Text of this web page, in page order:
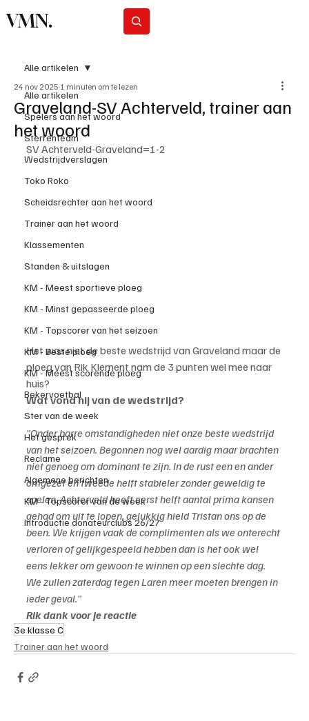
VMN.
Alle artikelen
Spelers aan het woord
Sterrenteam
Wedstrijdverslagen
Toko Roko
Scheidsrechter aan het woord
Trainer aan het woord
Klassementen
Standen & uitslagen
KM - Meest sportieve ploeg
KM - Minst gepasseerde ploeg
KM - Topscorer van het seizoen
KM - Beste ploeg
KM - Meest scorende ploeg
Bekervoetbal
Ster van de week
Het gesprek
Reclame
Algemene berichten
KM - Topscorer van de week
Introductie donateurclubs 26/27
Alle artikelen
Graveland-SV Achterveld, trainer aan
het woord
24 nov 2025 1 minuten om te lezen
SV Achterveld-Graveland=1-2
Het was niet de beste wedstrijd van Graveland maar de
ploeg van Rik Klement nam de 3 punten wel mee naar
huis?
Wat vond hij van de wedstrijd?
"Onder barre omstandigheden niet onze beste wedstrijd
van het seizoen. Begonnen nog wel aardig maar brachten
niet genoeg om dominant te zijn. In de rust een en ander
omgezet en tweede helft stabieler zonder geweldig te
spelen. Achterveld heeft eerst helft aantal prima kansen
gehad om uit te lopen, gelukkig hield Tristan ons op de
been. We krijgen vaak de complimenten als we onterecht
verloren of gelijkgespeeld hebben dan is het ook wel
eens lekker om gewoon te winnen op een slechte dag.
We zullen zaterdag tegen Laren meer moeten brengen in
ieder geval."
Rik dank voor je reactie
3e klasse C
Trainer aan het woord